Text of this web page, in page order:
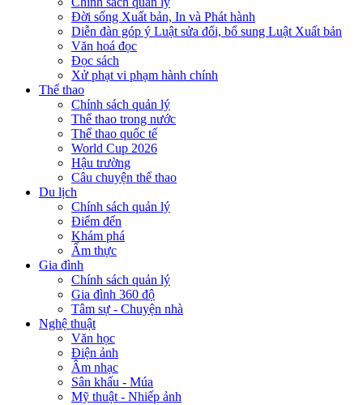
Đời sống Xuất bản, In và Phát hành
Diễn đàn góp ý Luật sửa đổi, bổ sung Luật Xuất bản
Văn hoá đọc
Đọc sách
Xử phạt vi phạm hành chính
Thể thao
Chính sách quản lý
Thể thao trong nước
Thể thao quốc tế
World Cup 2026
Hậu trường
Câu chuyện thể thao
Du lịch
Chính sách quản lý
Điểm đến
Khám phá
Ẩm thực
Gia đình
Chính sách quản lý
Gia đình 360 độ
Tâm sự - Chuyện nhà
Nghệ thuật
Văn học
Điện ảnh
Âm nhạc
Sân khấu - Múa
Mỹ thuật - Nhiếp ảnh